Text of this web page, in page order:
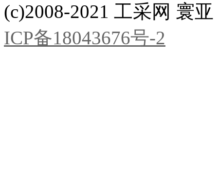
(c)2008-2021 工采网 寰
ICP备18043676号-2